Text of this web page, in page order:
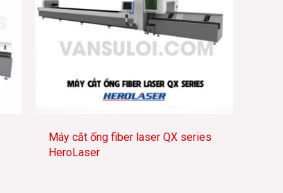
Máy cắt ống fiber laser QX series
HeroLaser